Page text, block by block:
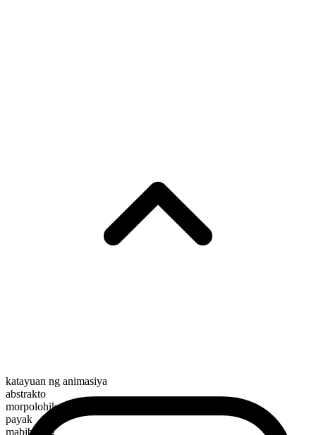
katayuan ng animasiya
abstrakto
morpolohikal na kayarian
payak
mabibilang